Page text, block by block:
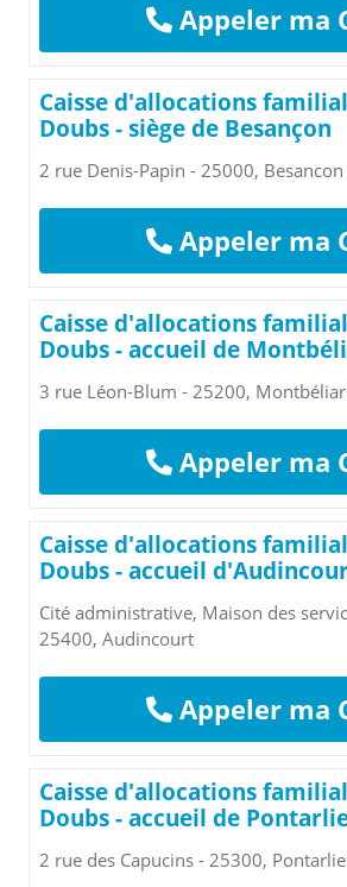
Appeler ma
Caisse d'allocations
Doubs - siège de Besançon
2 rue Denis-Papin - 25000, Besancon
Appeler ma
Caisse d'allocations
Doubs - accueil de
3 rue Léon-Blum - 25200,
Appeler ma
Caisse d'allocations
Doubs - accueil
Cité administrative, Maison des
25400, Audincourt
Appeler ma
Caisse d'allocations
Doubs - accueil de
2 rue des Capucins - 25300,